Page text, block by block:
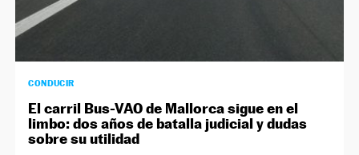
CONDUCIR
El carril Bus-VAO de Mallorca sigue en el
limbo: dos años de batalla judicial y dudas
sobre su utilidad